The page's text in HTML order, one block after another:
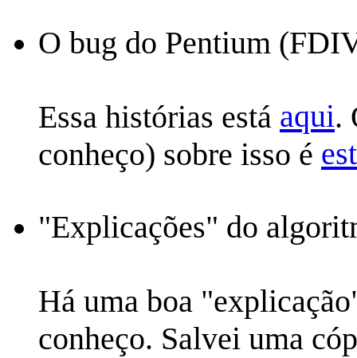
O bug do Pentium
Essa histórias está aqui.
conheço) sobre isso é
"Explicações" do
Há uma boa
conheço. Salvei uma